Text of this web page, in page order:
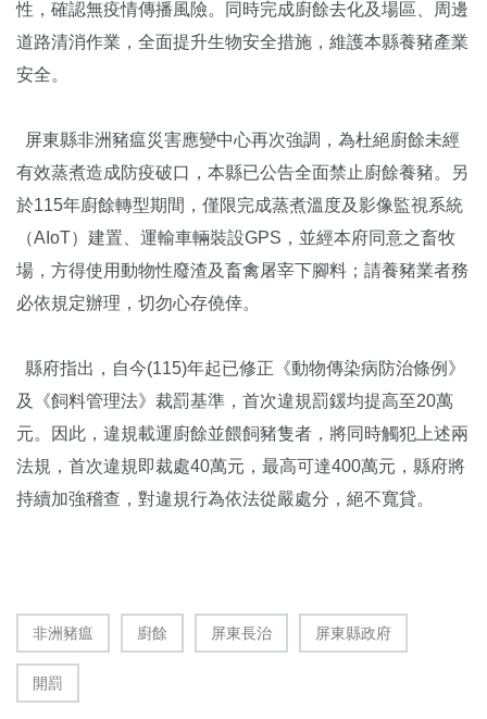
性，確認無疫情傳播風險。同時完成廚餘去化及場區、周邊
道路清消作業，全面提升生物安全措施，維護本縣養豬產業
安全。
屏東縣非洲豬瘟災害應變中心再次強調，為杜絕廚餘未經
有效蒸煮造成防疫破口，本縣已公告全面禁止廚餘養豬。另
於115年廚餘轉型期間，僅限完成蒸煮溫度及影像監視系統
（AIoT）建置、運輸車輛裝設GPS，並經本府同意之畜牧
場，方得使用動物性廢渣及畜禽屠宰下腳料；請養豬業者務
必依規定辦理，切勿心存僥倖。
縣府指出，自今(115)年起已修正《動物傳染病防治條例》
及《飼料管理法》裁罰基準，首次違規罰鍰均提高至20萬
元。因此，違規載運廚餘並餵飼豬隻者，將同時觸犯上述兩
法規，首次違規即裁處40萬元，最高可達400萬元，縣府將
持續加強稽查，對違規行為依法從嚴處分，絕不寬貸。
非洲豬瘟 廚餘 屏東長治 屏東縣政府
開罰